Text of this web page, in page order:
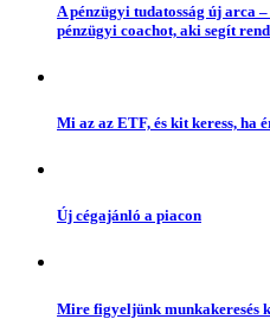
A pénzügyi tudatosság új arca
pénzügyi coachot, aki segít
Mi az az ETF, és kit keress, ha
Új cégajánló a piacon
Mire figyeljünk munkakeresés